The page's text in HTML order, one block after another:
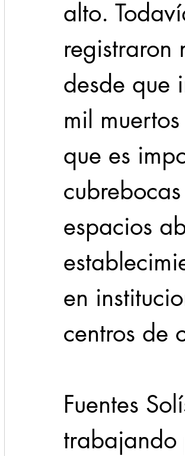
alto.
desde que
mil
que es
espacios
en
centros de
Fuentes
trabajando